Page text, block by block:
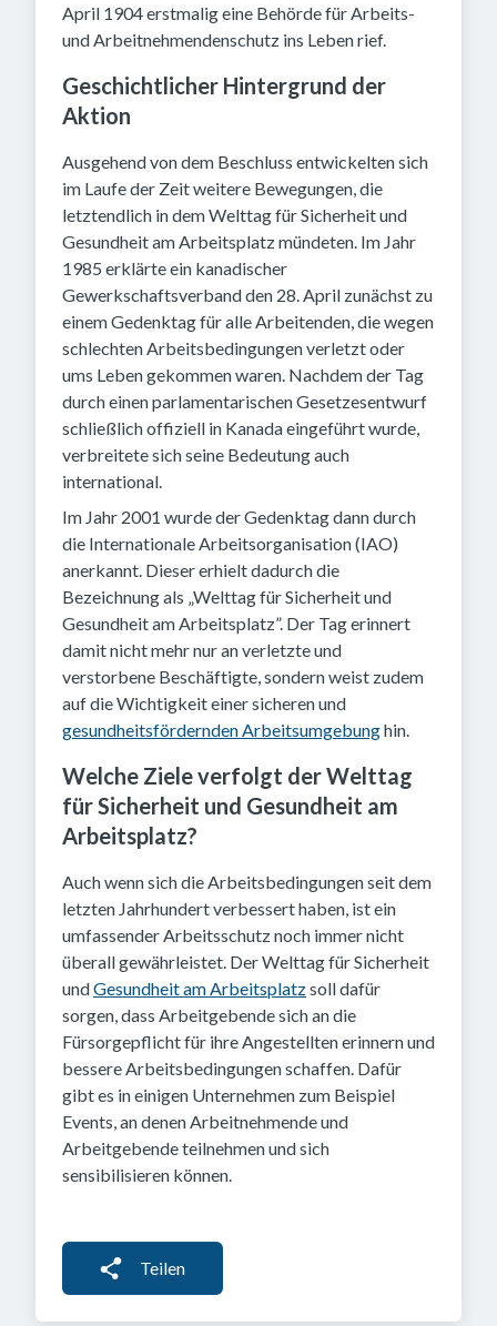
April 1904 erstmalig eine Behörde für Arbeits-
und Arbeitnehmendenschutz ins Leben rief.
Geschichtlicher Hintergrund der
Aktion
Ausgehend von dem Beschluss entwickelten sich
im Laufe der Zeit weitere Bewegungen, die
letztendlich in dem Welttag für Sicherheit und
Gesundheit am Arbeitsplatz mündeten. Im Jahr
1985 erklärte ein kanadischer
Gewerkschaftsverband den 28. April zunächst zu
einem Gedenktag für alle Arbeitenden, die wegen
schlechten Arbeitsbedingungen verletzt oder
ums Leben gekommen waren. Nachdem der Tag
durch einen parlamentarischen Gesetzesentwurf
schließlich offiziell in Kanada eingeführt wurde,
verbreitete sich seine Bedeutung auch
international.
Im Jahr 2001 wurde der Gedenktag dann durch
die Internationale Arbeitsorganisation (IAO)
anerkannt. Dieser erhielt dadurch die
Bezeichnung als „Welttag für Sicherheit und
Gesundheit am Arbeitsplatz”. Der Tag erinnert
damit nicht mehr nur an verletzte und
verstorbene Beschäftigte, sondern weist zudem
auf die Wichtigkeit einer sicheren und
gesundheitsfördernden Arbeitsumgebunghin.
Welche Ziele verfolgt der Welttag
für Sicherheit und Gesundheit am
Arbeitsplatz?
Auch wenn sich die Arbeitsbedingungen seit dem
letzten Jahrhundert verbessert haben, ist ein
umfassender Arbeitsschutz noch immer nicht
überall gewährleistet. Der Welttag für Sicherheit
undGesundheit am Arbeitsplatzsoll dafür
sorgen, dass Arbeitgebende sich an die
Fürsorgepflicht für ihre Angestellten erinnern und
bessere Arbeitsbedingungen schaffen. Dafür
gibt es in einigen Unternehmen zum Beispiel
Events, an denen Arbeitnehmende und
Arbeitgebende teilnehmen und sich
sensibilisieren können.
Teilen